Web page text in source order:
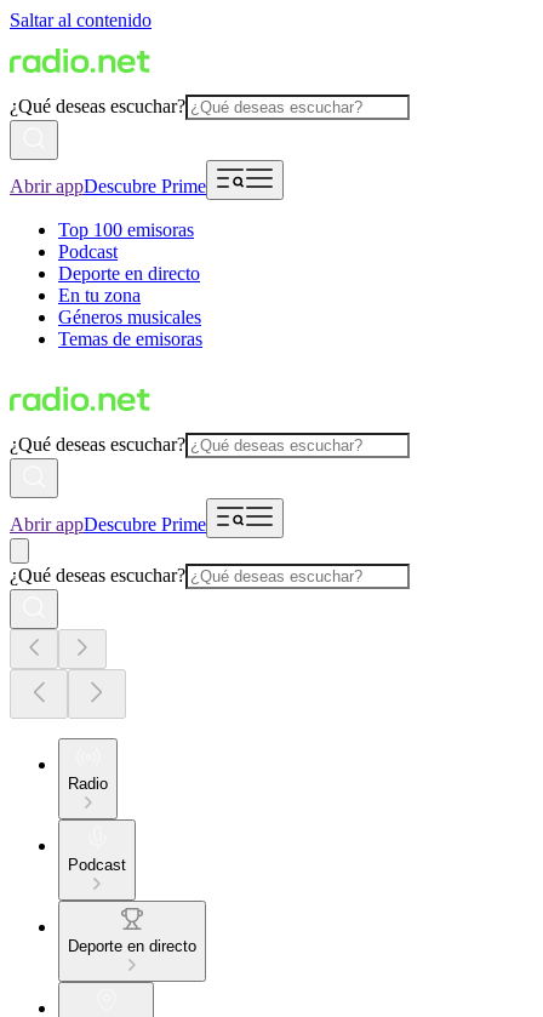
Saltar al contenido
¿Qué deseas escuchar?
Abrir appDescubre Prime
Top 100 emisoras
Podcast
Deporte en directo
En tu zona
Géneros musicales
Temas de emisoras
¿Qué deseas escuchar?
Abrir appDescubre Prime
¿Qué deseas escuchar?
Radio
Podcast
Deporte en directo